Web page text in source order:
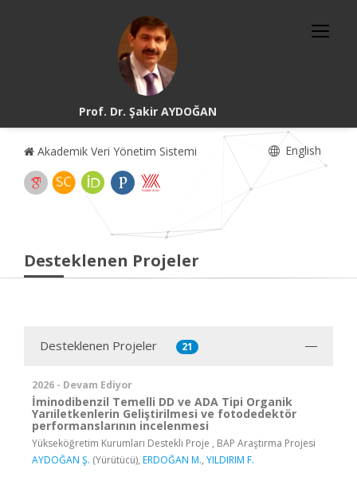
Prof. Dr. Şakir AYDOĞAN
Akademik Veri Yönetim Sistemi English
Desteklenen Projeler
Desteklenen Projeler 21
2026 - Devam Ediyor
İminodibenzil Temelli DD ve ADA Tipi Organik
Yarıiletkenlerin Geliştirilmesi ve fotodedektör
performanslarının incelenmesi
Yükseköğretim Kurumları Destekli Proje , BAP Araştırma Projesi
AYDOĞAN Ş. (Yürütücü), ERDOĞAN M., YILDIRIM F.